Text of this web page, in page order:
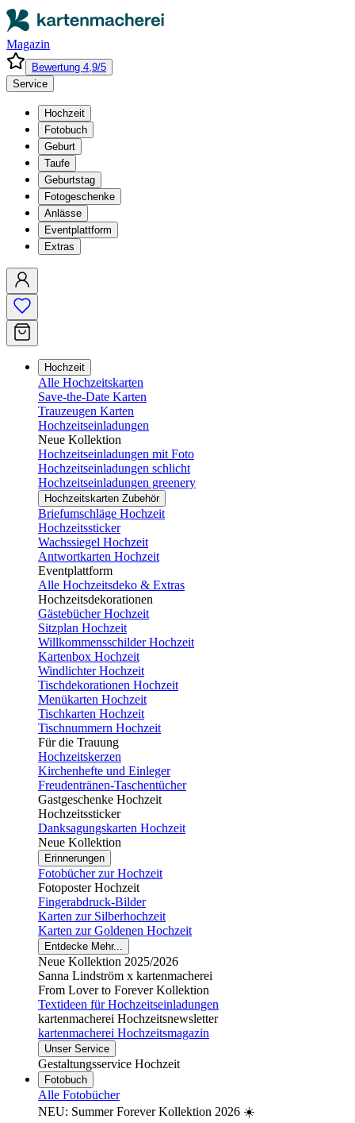
Magazin
Bewertung 4,9/5
Service
Hochzeit
Fotobuch
Geburt
Taufe
Geburtstag
Fotogeschenke
Anlässe
Eventplattform
Extras
Hochzeit
Alle Hochzeitskarten
Save-the-Date Karten
Trauzeugen Karten
Hochzeitseinladungen
Neue Kollektion
Hochzeitseinladungen mit Foto
Hochzeitseinladungen schlicht
Hochzeitseinladungen greenery
Hochzeitskarten Zubehör
Briefumschläge Hochzeit
Hochzeitssticker
Wachssiegel Hochzeit
Antwortkarten Hochzeit
Eventplattform
Alle Hochzeitsdeko & Extras
Hochzeitsdekorationen
Gästebücher Hochzeit
Sitzplan Hochzeit
Willkommensschilder Hochzeit
Kartenbox Hochzeit
Windlichter Hochzeit
Tischdekorationen Hochzeit
Menükarten Hochzeit
Tischkarten Hochzeit
Tischnummern Hochzeit
Für die Trauung
Hochzeitskerzen
Kirchenhefte und Einleger
Freudentränen-Taschentücher
Gastgeschenke Hochzeit
Hochzeitssticker
Danksagungskarten Hochzeit
Neue Kollektion
Erinnerungen
Fotobücher zur Hochzeit
Fotoposter Hochzeit
Fingerabdruck-Bilder
Karten zur Silberhochzeit
Karten zur Goldenen Hochzeit
Entdecke Mehr...
Neue Kollektion 2025/2026
Sanna Lindström x kartenmacherei
From Lover to Forever Kollektion
Textideen für Hochzeitseinladungen
kartenmacherei Hochzeitsnewsletter
kartenmacherei Hochzeitsmagazin
Unser Service
Gestaltungsservice Hochzeit
Fotobuch
Alle Fotobücher
NEU: Summer Forever Kollektion 2026 ☀️